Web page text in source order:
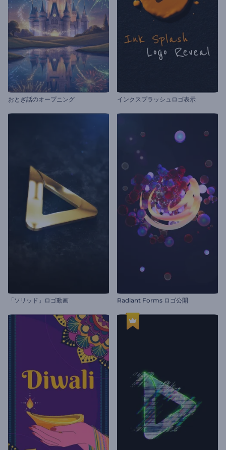
おとぎ話のオープニング インクスプラッシュロゴ表示
「ソリッド」ロゴ動画 Radiant Forms ロゴ公開